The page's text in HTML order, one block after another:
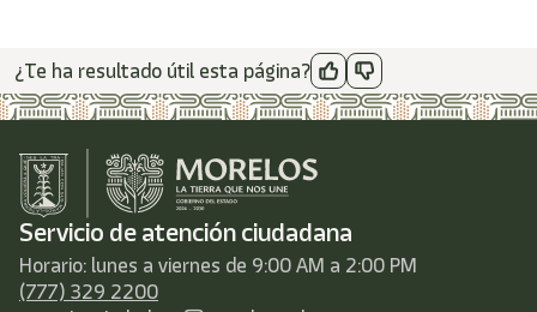
¿Te ha resultado útil esta página?
Servicio de atención ciudadana
Horario: lunes a viernes de 9:00 AM a 2:00 PM
(777) 329 2200